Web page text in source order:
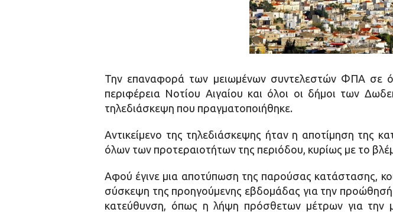
Την επαναφορά των μειωμένων συντελεστών ΦΠΑ σε
περιφέρεια Νοτίου Αιγαίου και όλοι οι δήμοι των
τηλεδιάσκεψη που πραγματοποιήθηκε.
Αντικείμενο της τηλεδιάσκεψης ήταν η αποτίμηση της
όλων των προτεραιοτήτων της περιόδου, κυρίως με το
Αφού έγινε μια αποτύπωση της παρούσας κατάστασης,
σύσκεψη της προηγούμενης εβδομάδας για την
κατεύθυνση, όπως η λήψη πρόσθετων μέτρων για την